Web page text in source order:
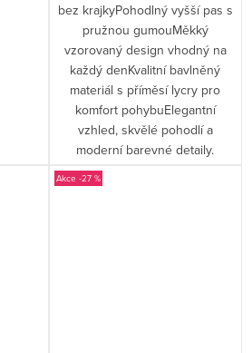
bez krajkyPohodlný vyšší pas s
pružnou gumouMěkký
vzorovaný design vhodný na
každý denKvalitní bavlněný
materiál s příměsí lycry pro
komfort pohybuElegantní
vzhled, skvělé pohodlí a
moderní barevné detaily.
-27 %